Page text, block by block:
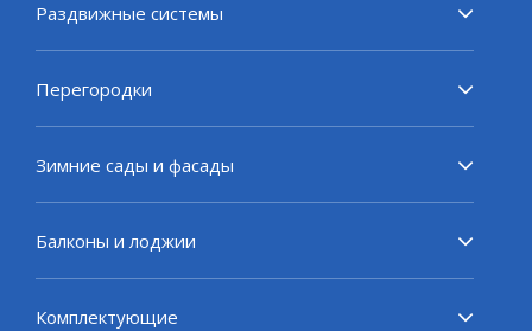
Заказать звонок
Раздвижные системы
Перегородки
Зимние сады и фасады
Балконы и лоджии
Комплектующие